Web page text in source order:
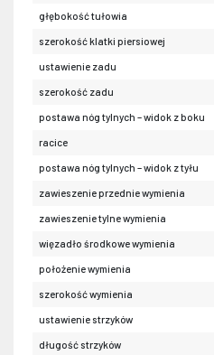
głębokość tułowia
szerokość klatki piersiowej
ustawienie zadu
szerokość zadu
postawa nóg tylnych – widok z boku
racice
postawa nóg tylnych – widok z tyłu
zawieszenie przednie wymienia
zawieszenie tylne wymienia
więzadło środkowe wymienia
położenie wymienia
szerokość wymienia
ustawienie strzyków
długość strzyków